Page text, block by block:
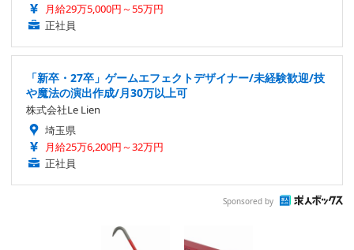
月給29万5,000円～55万円
正社員
「新卒・27卒」ゲームエフェクトデザイナー/未経験歓迎/技
や魔法の演出作成/月30万以上可
株式会社Le Lien
埼玉県
月給25万6,200円～32万円
正社員
Sponsored by